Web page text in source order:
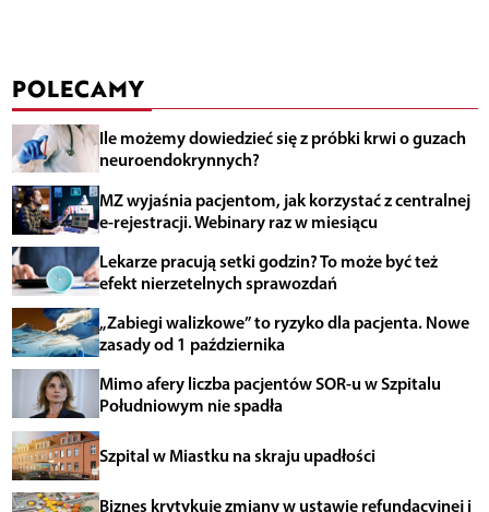
POLECAMY
Ile możemy dowiedzieć się z próbki krwi o guzach
neuroendokrynnych?
MZ wyjaśnia pacjentom, jak korzystać z centralnej
e-rejestracji. Webinary raz w miesiącu
Lekarze pracują setki godzin? To może być też
efekt nierzetelnych sprawozdań
„Zabiegi walizkowe” to ryzyko dla pacjenta. Nowe
zasady od 1 października
Mimo afery liczba pacjentów SOR-u w Szpitalu
Południowym nie spadła
Szpital w Miastku na skraju upadłości
Biznes krytykuje zmiany w ustawie refundacyjnej i